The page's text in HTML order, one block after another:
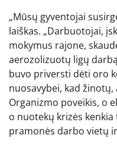
„Mūsų gyventojai
laiškas. „Darbuotojai,
mokymus rajone,
aerozolizuotų ligų
buvo priversti dėti oro
nuosavybei, kad žinotų,
Organizmo poveikis, o
o nuotekų krizės
pramonės darbo vietų